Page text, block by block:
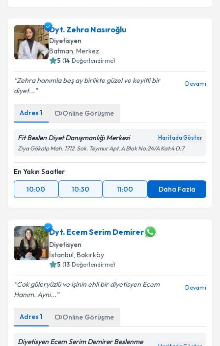
Dyt. Zehra Nasıroğlu
Diyetisyen
Batman, Merkez
5 (14 Değerlendirme)
Zehra hanımla beş ay birlikte güzel ve keyifli bir
diyet...
Devamı
Adres 1 Online Görüşme
Fit Beslen Diyet Danışmanlığı Merkezi Haritada Göster
Ziya Gökalp Mah. 1712. Sok. Teymur Apt. A Blok No:24/A Kat:4 D:7
En Yakın Saatler
10:00
10:30 11:00 Daha Fazla
Dyt. Ecem Serim Demirer
Diyetisyen
İstanbul, Bakırköy
5 (13 Değerlendirme)
Cok güleryüzlü ve işinin ehli bir diyetisyen Ecem
Hanım. Ayni...
Devamı
Adres 1 Online Görüşme
Diyetisyen Ecem Serim Demirer Beslenme